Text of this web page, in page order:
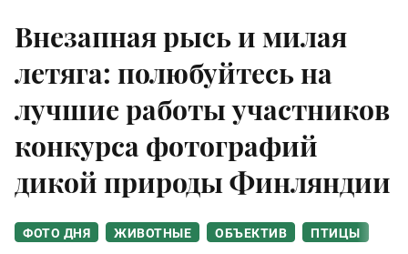
Внезапная рысь и милая
летяга: полюбуйтесь на
лучшие работы участников
конкурса фотографий
дикой природы Финляндии
ФОТО ДНЯ ЖИВОТНЫЕ ОБЪЕКТИВ ПТИЦЫ